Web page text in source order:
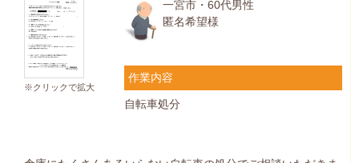
※クリックで拡大
一宮市・60代男性
匿名希望様
作業内容
自転車処分